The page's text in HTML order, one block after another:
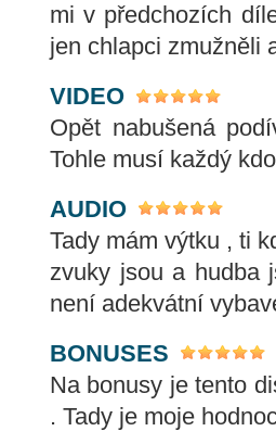
mi v předchozích
jen chlapci zmužněli
VIDEO
Opět nabušená
Tohle musí každý
AUDIO
Tady mám výtku , ti
zvuky jsou a hudba
není adekvátní
BONUSES
Na bonusy je tento
. Tady je moje